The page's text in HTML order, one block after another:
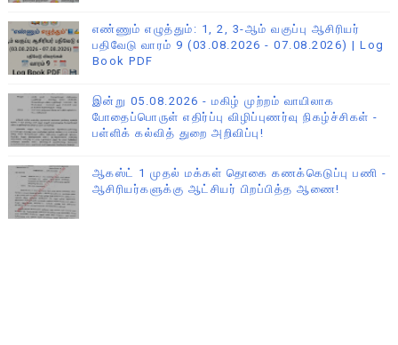
எண்ணும் எழுத்தும்: 1, 2, 3-ஆம் வகுப்பு ஆசிரியர்
பதிவேடு வாரம் 9 (03.08.2026 - 07.08.2026) | Log
Book PDF
இன்று 05.08.2026 - மகிழ் முற்றம் வாயிலாக
போதைப்பொருள் எதிர்ப்பு விழிப்புணர்வு நிகழ்ச்சிகள் -
பள்ளிக் கல்வித் துறை அறிவிப்பு!
ஆகஸ்ட் 1 முதல் மக்கள் தொகை கணக்கெடுப்பு பணி -
ஆசிரியர்களுக்கு ஆட்சியர் பிறப்பித்த ஆணை!